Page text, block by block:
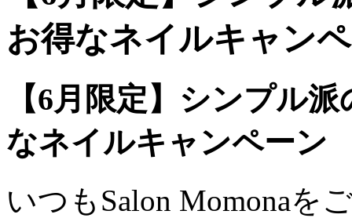
お得なネイルキャン
【6月限定】シンプル
なネイルキャンペーン
いつもSalon Momonaを